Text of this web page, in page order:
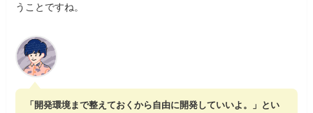
うことですね。
「開発環境まで整えておくから自由に開発していいよ。」とい